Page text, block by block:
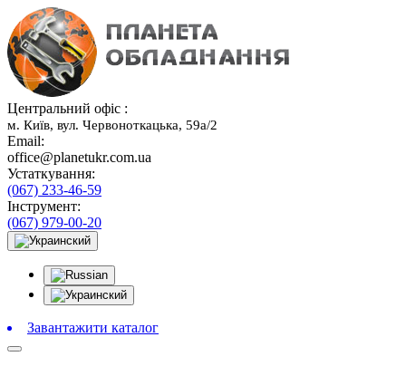
Центральний офіс :
м. Київ, вул. Червоноткацька, 59а/2
Email:
office@planetukr.com.ua
Устаткування:
(067) 233-46-59
Інструмент:
(067) 979-00-20
Завантажити каталог